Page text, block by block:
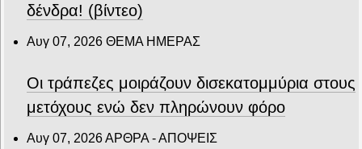
δένδρα! (βίντεο)
Αυγ 07, 2026 ΘΕΜΑ ΗΜΕΡΑΣ
Οι τράπεζες μοιράζουν δισεκατομμύρια στους
μετόχους ενώ δεν πληρώνουν φόρο
Αυγ 07, 2026ΑΡΘΡΑ - ΑΠΟΨΕΙΣ